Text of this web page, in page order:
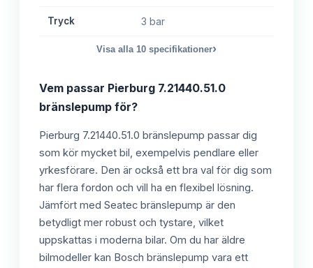
Tryck 3 bar
Visa alla 10 specifikationer›
Vem passar Pierburg 7.21440.51.0
bränslepump för?
Pierburg 7.21440.51.0 bränslepump passar dig
som kör mycket bil, exempelvis pendlare eller
yrkesförare. Den är också ett bra val för dig som
har flera fordon och vill ha en flexibel lösning.
Jämfört med Seatec bränslepump är den
betydligt mer robust och tystare, vilket
uppskattas i moderna bilar. Om du har äldre
bilmodeller kan Bosch bränslepump vara ett